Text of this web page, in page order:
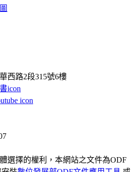
西路2段315號6樓
選擇的權利，本網站之文件為ODF